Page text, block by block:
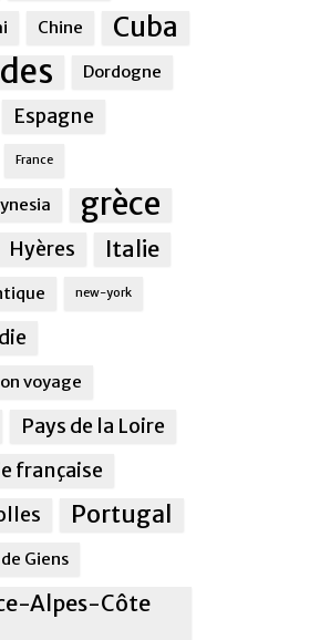
Chine Cuba
Dordogne
Espagne
France
grèce
Hyères Italie
new-york
voyage
Pays de la Loire
française
Portugal
Giens
Alpes-Côte